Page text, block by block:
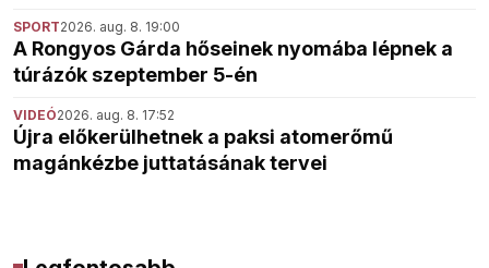
SPORT2026. aug. 8. 19:00
A Rongyos Gárda hőseinek nyomába lépnek a
túrázók szeptember 5-én
VIDEÓ2026. aug. 8. 17:52
Újra előkerülhetnek a paksi atomerőmű
magánkézbe juttatásának tervei